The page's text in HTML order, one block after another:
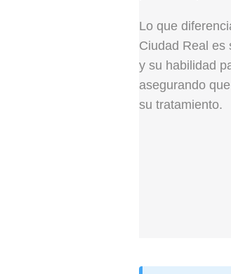
Lo que
Ciudad Real es
y su habilidad
asegurando
su tratamiento.